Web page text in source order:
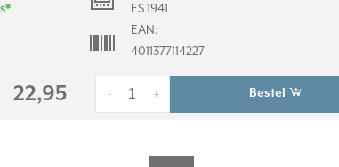
ES 1941
EAN:
4011377114227
22,95 +
- Bestel